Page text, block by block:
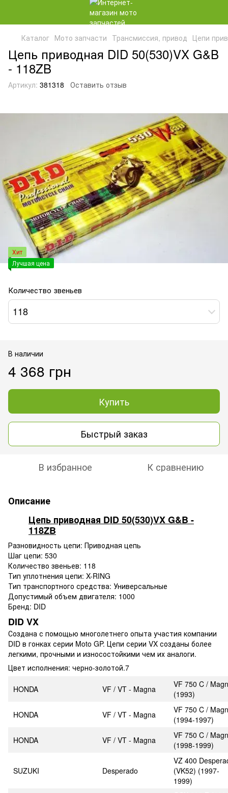
Каталог Мото запчасти Трансмиссия, привод Цепи
Цепь приводная DID 50(530)VX G&B
- 118ZB
Артикул: 381318 Оставить отзыв
Хит
Лучшая цена
Количество звеньев
118
В наличии
4 368 грн
Купить
Быстрый заказ
В избранное К сравнению
Описание
Цепь приводная DID 50(530)VX G&B -
118ZB
Разновидность цепи: Приводная цепь
Шаг цепи: 530
Количество звеньев: 118
Тип уплотнения цепи: X-RING
Тип транспортного средства: Универсальные
Допустимый объем двигателя: 1000
Бренд: DID
DID VX
Создана с помощью многолетнего опыта участия компании
DID в гонках серии Moto GP. Цепи серии VX созданы более
легкими, прочными и износостойкими чем их аналоги.
Цвет исполнения: черно-золотой.7
HONDA VF / VT - Magna
VF 750 C /
(1993)
HONDA
VF / VT - Magna
VF 750 C /
(1994-1997)
HONDA
VF / VT - Magna
VF 750 C /
(1998-1999)
SUZUKI Desperado
VZ 400
(VK52) (1997-
1999)